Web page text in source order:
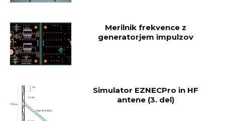
Merilnik frekvence z
generatorjem impulzov
Simulator EZNECPro in HF
antene (3. del)